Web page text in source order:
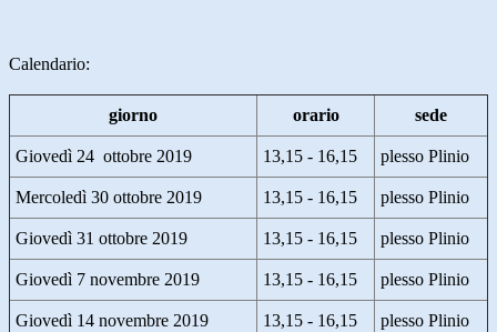
Calendario:
giorno orario sede
Giovedì 24 ottobre 2019 13,15 - 16,15 plesso Plinio
Mercoledì 30 ottobre 2019 13,15 - 16,15 plesso Plinio
Giovedì 31 ottobre 2019 13,15 - 16,15 plesso Plinio
Giovedì 7 novembre 2019 13,15 - 16,15 plesso Plinio
Giovedì 14 novembre 2019 13,15 - 16,15 plesso Plinio